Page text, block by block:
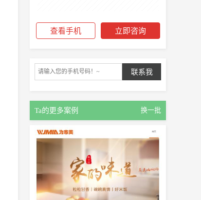
查看手机 立即咨询
Ta的更多案例 换一批